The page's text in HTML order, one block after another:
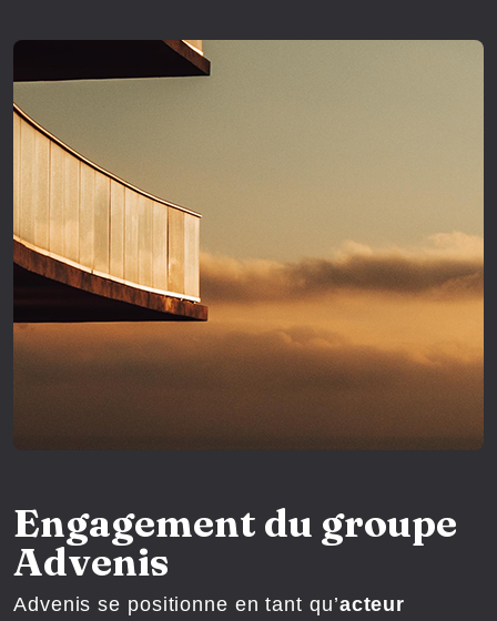
Engagement du groupe
Advenis
Advenis se positionne en tant qu’acteur